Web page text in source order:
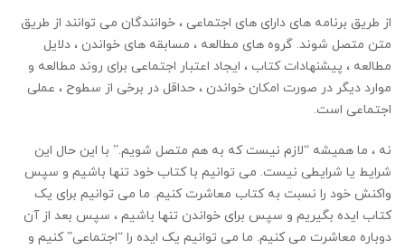
از طریق برنامه های دارای های اجتماعی ، خوانندگان می توانند از طریق
متن متصل شوند. گروه های مطالعه ، مسابقه های خواندن ، دلایل
مطالعه ، پیشنهادات کتاب ، ایجاد اعتبار اجتماعی برای روند مطالعه و
موارد دیگر در صورت امکان خواندن ، حداقل در برخی از سطوح ، عملی
اجتماعی است.
نه ، ما همیشه “لازم نیست که به هم متصل شویم.” با این حال این
شرایط یا شرایطی نیست. می توانیم با کتاب خود تنها باشیم و سپس
واکنش خود را نسبت به کتاب معاشرت کنیم. ما می توانیم برای یک
کتاب ایده بگیریم و سپس برای خواندن تنها باشیم ، سپس بعد از آن
دوباره معاشرت می کنیم. ما می توانیم یک ایده را “اجتماعی” کنیم و